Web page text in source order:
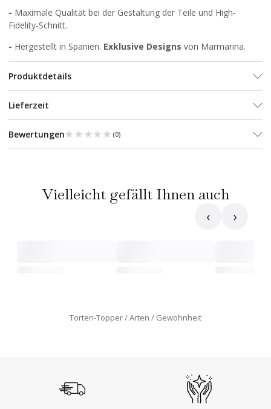
- Maximale Qualität bei der Gestaltung der Teile und High-
Fidelity-Schnitt.
- Hergestellt in Spanien. Exklusive Designs von Marmarina.
Produktdetails
Lieferzeit
Bewertungen★★★★★
★★★★★ (0)
Vielleicht gefällt Ihnen auch
‹ ›
Torten-Topper Arten Gewohnheit